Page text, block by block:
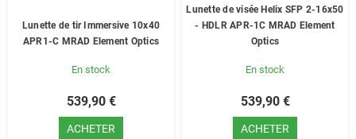
Lunette de tir Immersive 10x40
APR1-C MRAD Element Optics
En stock
539,90 €
ACHETER
Lunette de visée Helix SFP 2-16x50
- HDLR APR-1C MRAD Element
Optics
En stock
539,90 €
ACHETER